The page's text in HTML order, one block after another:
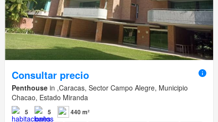
Consultar precio
Penthouse in ,Caracas, Sector Campo Alegre, Municipio
Chacao, Estado Miranda
5 5 440 m²